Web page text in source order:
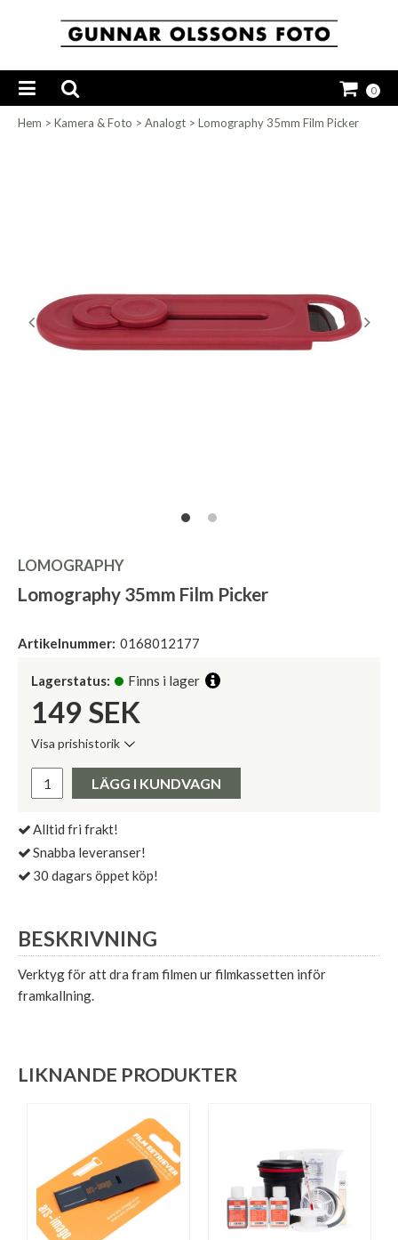
0
Hem > Kamera & Foto > Analogt > Lomography 35mm Film Picker
LOMOGRAPHY
Lomography 35mm Film Picker
Artikelnummer: 0168012177
Lagerstatus: Finns i lager
149 SEK
Visa prishistorik
Pris:
LÄGG I KUNDVAGN
Alltid fri frakt!
Snabba leveranser!
30 dagars öppet köp!
BESKRIVNING
Verktyg för att dra fram filmen ur filmkassetten inför
framkallning.
LIKNANDE PRODUKTER